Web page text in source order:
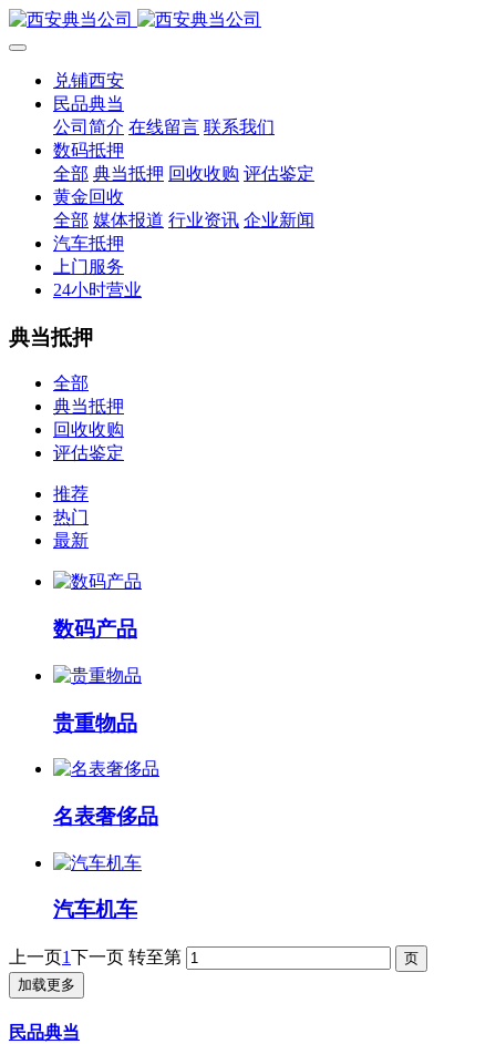
兑铺西安
民品典当
公司简介 在线留言 联系我们
数码抵押
全部 典当抵押 回收收购 评估鉴定
黄金回收
全部 媒体报道 行业资讯 企业新闻
汽车抵押
上门服务
24小时营业
典当抵押
全部
典当抵押
回收收购
评估鉴定
推荐
热门
最新
数码产品
贵重物品
名表奢侈品
汽车机车
上一页1下一页 转至第
加载更多
民品典当